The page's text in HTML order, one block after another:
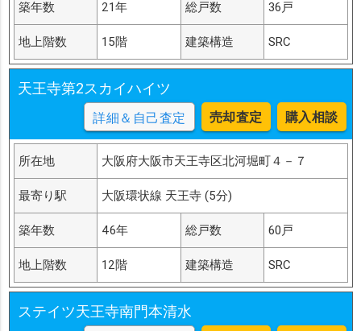
築年数 21年 総戸数 36戸
地上階数 15階 建築構造 SRC
天王寺第2スカイハイツ
詳細＆自己査定 売却査定 購入相談
所在地 大阪府大阪市天王寺区北河堀町４－７
最寄り駅 大阪環状線 天王寺 (5分)
築年数 46年 総戸数 60戸
地上階数 12階 建築構造 SRC
ステイツ天王寺南門本清水